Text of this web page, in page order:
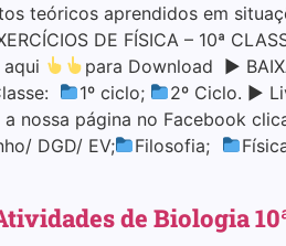
teóricos aprendidos em
DE FÍSICA – 10ª
para Download ▶
1º ciclo; 2º Ciclo. ▶
a nossa página no Facebook
DGD/ EV; Filosofia;
de Biologia